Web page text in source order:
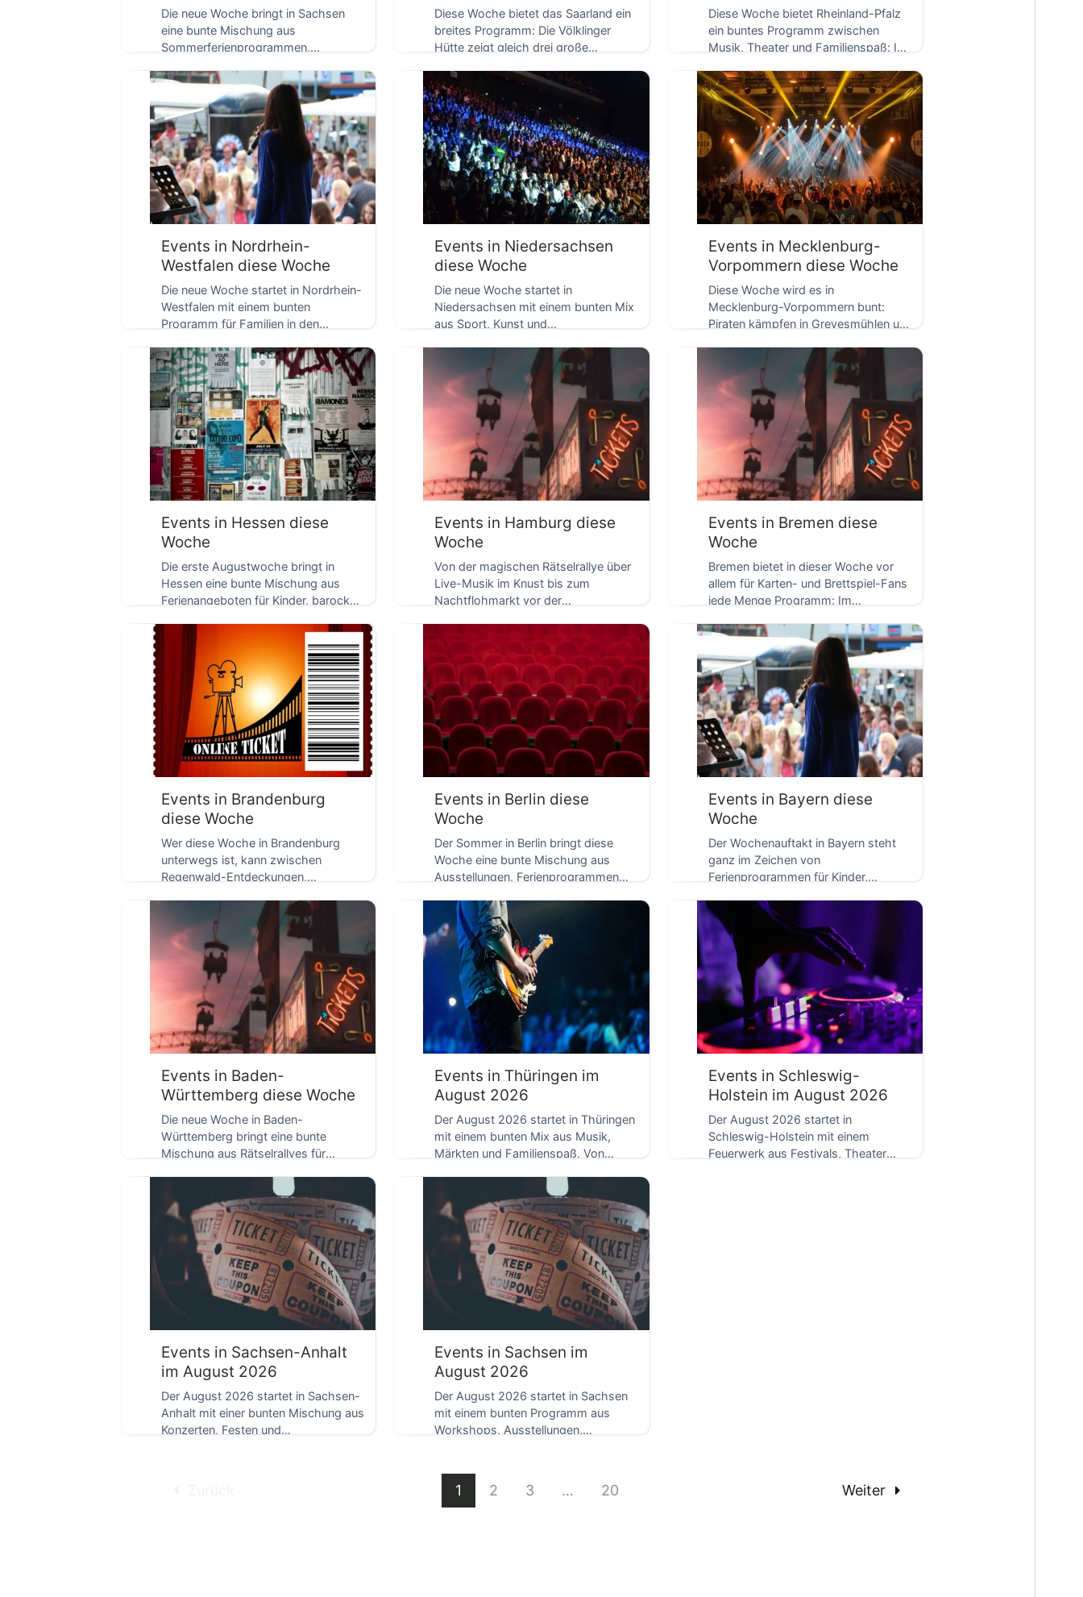
Die neue Woche bringt in Sachsen
eine bunte Mischung aus
Sommerferienprogrammen,
Museumsbesuchen und
Blutspendeaktionen. […]
Diese Woche bietet das Saarland ein
breites Programm: Die Völklinger
Hütte zeigt gleich drei große
Diese Woche bietet Rheinland-Pfalz
ein buntes Programm zwischen
Musik, Theater und Familienspaß: In
[…]
Events in Nordrhein-
Westfalen diese Woche
D
Die neue Woche startet in Nordrhein-
Westfalen mit einem bunten
Programm für Familien in den
Events in Niedersachsen
diese Woche
D
Die neue Woche startet in
Niedersachsen mit einem bunten Mix
aus Sport, Kunst und
Fitnesskursen in […]
Events in Mecklenburg-
Vorpommern diese Woche
D
Diese Woche wird es in
Mecklenburg-Vorpommern bunt:
Piraten kämpfen in Grevesmühlen um
Events in Hessen diese
Woche
D
Die erste Augustwoche bringt in
Hessen eine bunte Mischung aus
Ferienangeboten für Kinder, barocker
Ausstellungen […]
Events in Hamburg diese
Woche
D
Von der magischen Rätselrallye über
Live-Musik im Knust bis zum
Nachtflohmarkt vor der
diese […]
Events in Bremen diese
Woche
D
Bremen bietet in dieser Woche vor
allem für Karten- und Brettspiel-Fans
jede Menge Programm: Im
Events in Brandenburg
diese Woche
D
Wer diese Woche in Brandenburg
unterwegs ist, kann zwischen
Regenwald-Entdeckungen,
Weltmeisterschaft und einer
Feuershow im […]
Events in Berlin diese
Woche
D
Der Sommer in Berlin bringt diese
Woche eine bunte Mischung aus
Ausstellungen, Ferienprogrammen
der […]
Events in Bayern diese
Woche
D
Der Wochenauftakt in Bayern steht
ganz im Zeichen von
Ferienprogrammen für Kinder,
Genussabenden. Von […]
Events in Baden-
Württemberg diese Woche
D
Die neue Woche in Baden-
Württemberg bringt eine bunte
Mischung aus Rätselrallyes für
Sprachspaziergängen und
Ausflugszielen mit […]
Events in Thüringen im
August 2026
D
Der August 2026 startet in Thüringen
mit einem bunten Mix aus Musik,
Märkten und Familienspaß. Von
Events in Schleswig-
Holstein im August 2026
D
Der August 2026 startet in
Schleswig-Holstein mit einem
Feuerwerk aus Festivals, Theater
Events in Sachsen-Anhalt
im August 2026
D
Der August 2026 startet in Sachsen-
Anhalt mit einer bunten Mischung aus
Konzerten, Festen und
Events in Sachsen im
August 2026
D
Der August 2026 startet in Sachsen
mit einem bunten Programm aus
Workshops, Ausstellungen,
1 2 3 … 20 Weiter